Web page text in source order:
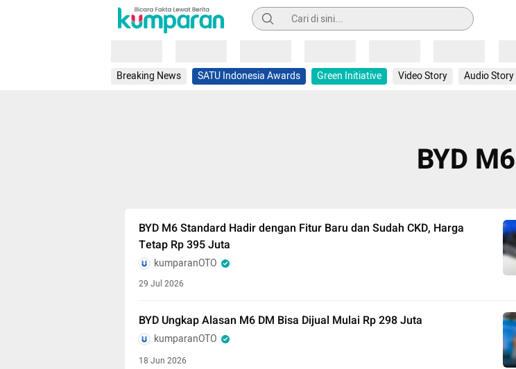
Pencarian
Breaking News SATU Indonesia Awards Green Initiative Video Story Audio Story
BYD M6
BYD M6 Standard Hadir dengan Fitur Baru dan Sudah CKD, Harga
Tetap Rp 395 Juta
kumparanOTO
29 Jul 2026
BYD Ungkap Alasan M6 DM Bisa Dijual Mulai Rp 298 Juta
kumparanOTO
18 Jun 2026